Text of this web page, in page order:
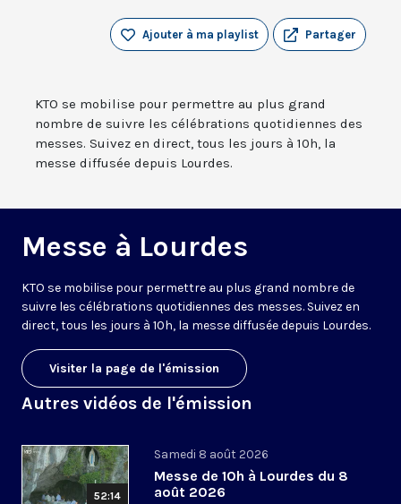
Partager
Ajouter à ma playlist
KTO se mobilise pour permettre au plus grand
nombre de suivre les célébrations quotidiennes des
messes. Suivez en direct, tous les jours à 10h, la
messe diffusée depuis Lourdes.
Messe à Lourdes
KTO se mobilise pour permettre au plus grand nombre de
suivre les célébrations quotidiennes des messes. Suivez en
direct, tous les jours à 10h, la messe diffusée depuis Lourdes.
Visiter la page de l'émission
Autres vidéos de l'émission
52:14
Samedi 8 août 2026
Messe de 10h à Lourdes du 8
août 2026